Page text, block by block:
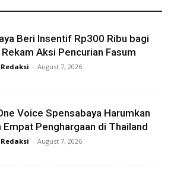
Beri Insentif Rp300 Ribu bagi
Aksi Pencurian Fasum
Redaksi - August 7, 2026
Voice Spensabaya Harumkan
Empat Penghargaan di Thailand
Redaksi - August 7, 2026